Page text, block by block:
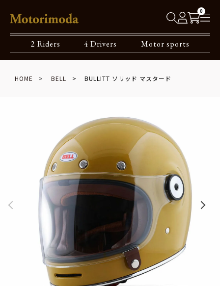
0
2 Riders 4 Drivers Motor sports
HOME BELL BULLITT ソリッド マスタード